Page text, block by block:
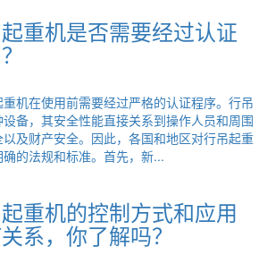
重机是否需要经过认证
机在使用前需要经过严格的认证程序。行吊
备，其安全性能直接关系到操作人员和周围
以及财产安全。因此，各国和地区对行吊起重
的法规和标准。首先，新...
重机的控制方式和应用
系，你了解吗？